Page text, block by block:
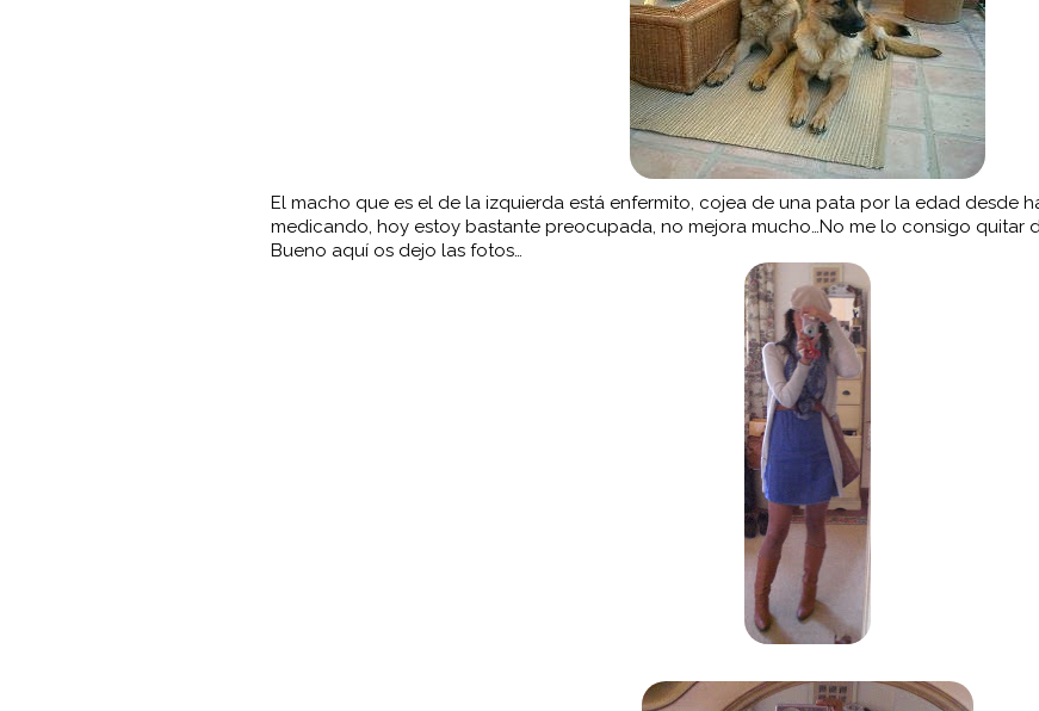
El macho que es el de la izquierda está enfermito, cojea de una pata por la edad desde
medicando, hoy estoy bastante preocupada, no mejora mucho…No me lo consigo quitar
Bueno aquí os dejo las fotos…